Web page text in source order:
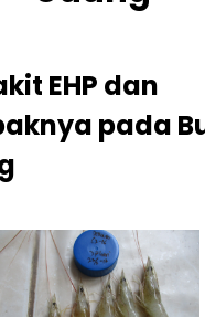
EHP dan
pada